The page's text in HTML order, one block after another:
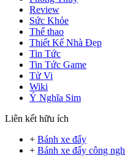
Review
Sức Khỏe
Thể thao
Thiết Kế Nhà Đẹp
Tin Tức
Tin Tức Game
Tử Vi
Wiki
Ý Nghĩa Sim
Liên kết hữu ích
+ Bánh xe đẩy
+ Bánh xe đẩy công